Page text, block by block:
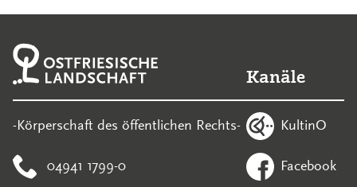
-Körperschaft des öffentlichen Rechts-
04941 1799-0
Kanäle
KultinO
Facebook